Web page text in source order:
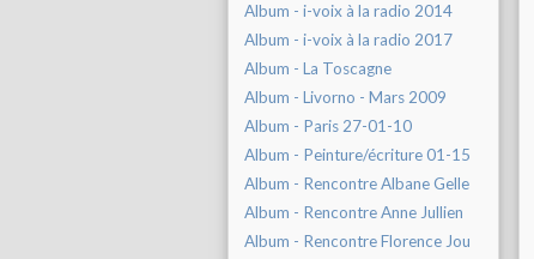
Album - i-voix à la radio 2014
Album - i-voix à la radio 2017
Album - La Toscagne
Album - Livorno - Mars 2009
Album - Paris 27-01-10
Album - Peinture/écriture 01-15
Album - Rencontre Albane Gelle
Album - Rencontre Anne Jullien
Album - Rencontre Florence Jou